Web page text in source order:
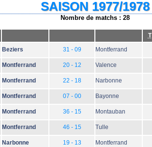
SAISON 1977/1978
Nombre de matchs : 28
T
Beziers 31 - 09 Montferrand
Montferrand 20 - 12 Valence
Montferrand 22 - 18 Narbonne
Montferrand 07 - 00 Bayonne
Montferrand 36 - 15 Montauban
Montferrand 46 - 15 Tulle
Narbonne 19 - 13 Montferrand